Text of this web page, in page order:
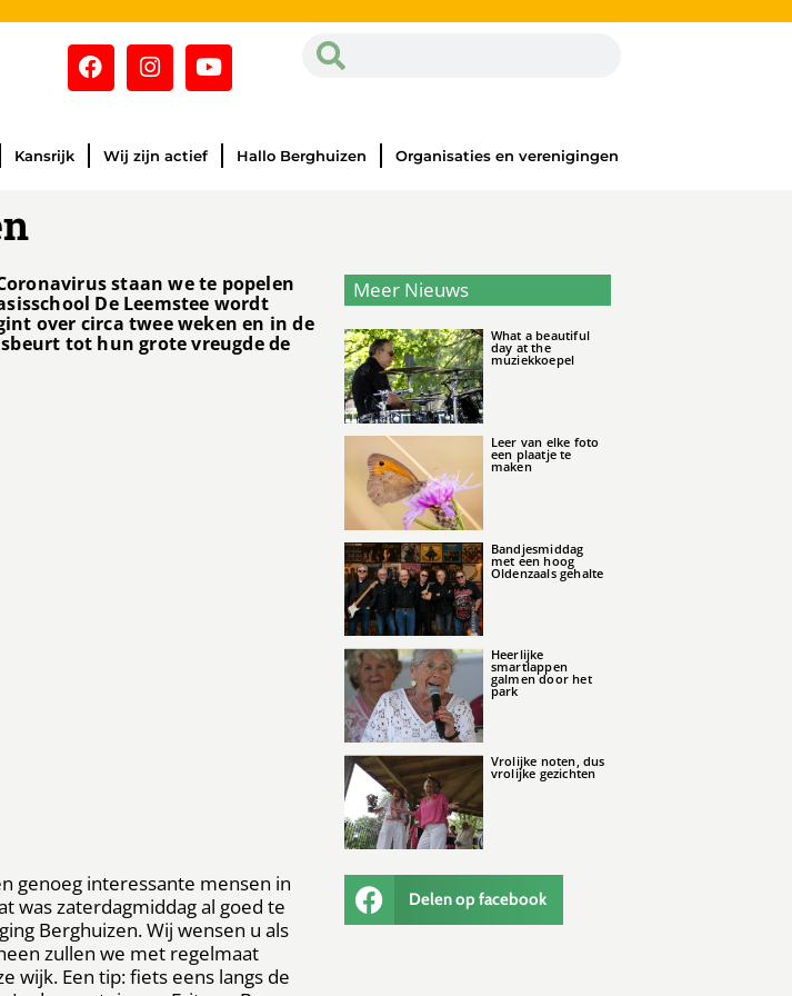
Kansrijk Wij zijn actief Hallo Berghuizen Organisaties en verenigingen
staan we te popelen
De Leemstee wordt
over circa twee weken en in de
tot hun grote vreugde de
genoeg interessante mensen in
was zaterdagmiddag al goed te
Berghuizen. Wij wensen u als
zullen we met regelmaat
wijk. Een tip: fiets eens langs de
Meer Nieuws
What a beautiful
day at the
muziekkoepel
Leer van elke foto
een plaatje te
maken
Bandjesmiddag
met een hoog
Oldenzaals gehalte
Heerlijke
smartlappen
galmen door het
park
Vrolijke noten, dus
vrolijke gezichten
Delen op facebook